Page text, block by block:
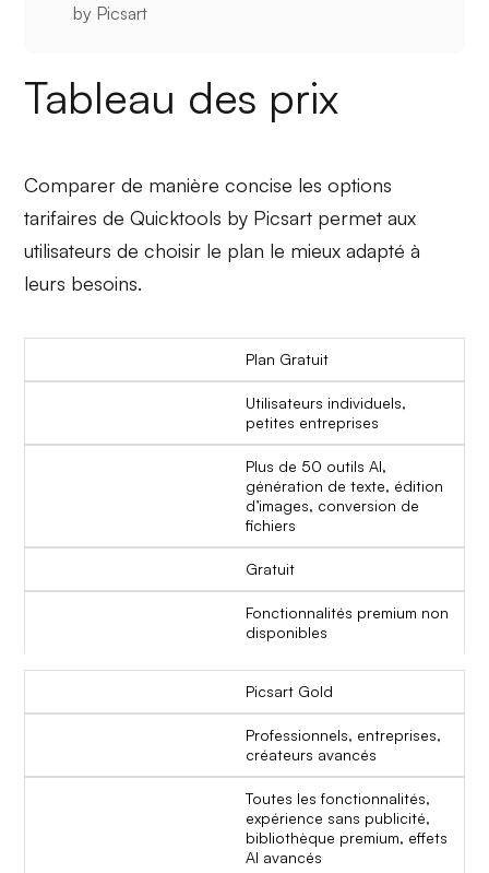
by Picsart
Tableau des prix
Comparer de manière concise les options
tarifaires de Quicktools by Picsart permet aux
utilisateurs de choisir le plan le mieux adapté à
leurs besoins.
Plan Gratuit
Utilisateurs individuels,
petites entreprises
Plus de 50 outils AI,
génération de texte, édition
d’images, conversion de
fichiers
Gratuit
Fonctionnalités premium non
disponibles
Picsart Gold
Professionnels, entreprises,
créateurs avancés
Toutes les fonctionnalités,
expérience sans publicité,
bibliothèque premium, effets
AI avancés